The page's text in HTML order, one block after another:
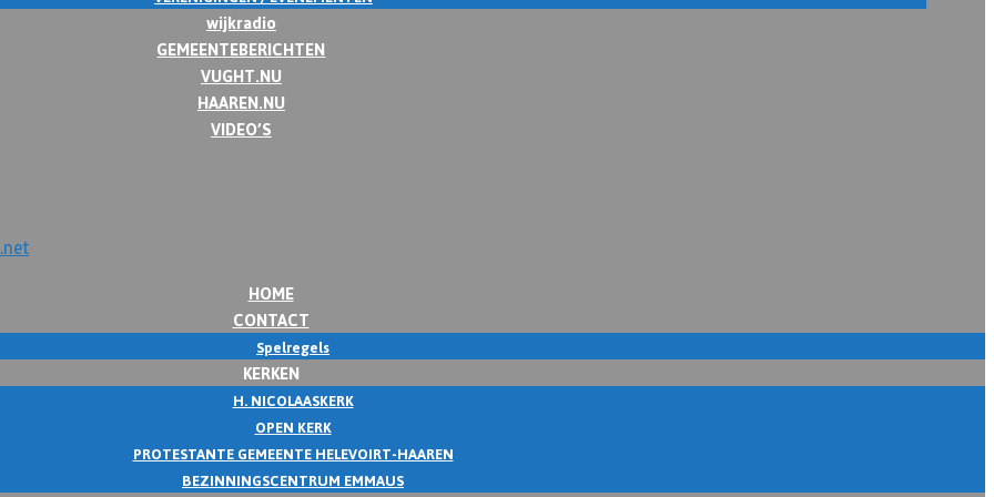
wijkradio
GEMEENTEBERICHTEN
VUGHT.NU
HAAREN.NU
VIDEO’S
HOME
CONTACT
Spelregels
KERKEN
H. NICOLAASKERK
OPEN KERK
PROTESTANTE GEMEENTE HELEVOIRT-HAAREN
BEZINNINGSCENTRUM EMMAUS